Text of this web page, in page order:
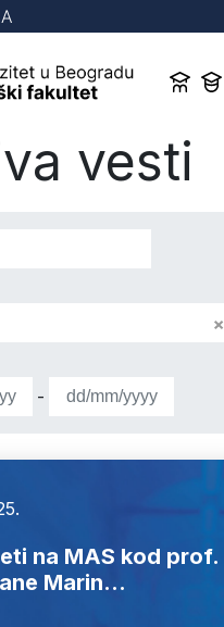
vesti
×
-
na MAS kod prof.
Marin...